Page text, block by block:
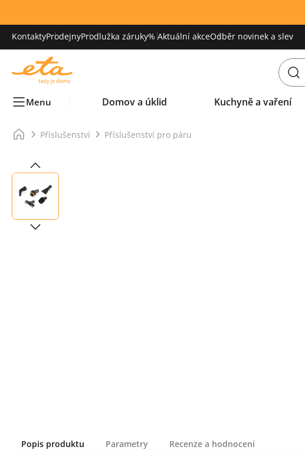
KontaktyProdejnyProdlužka záruky% Aktuální akceOdběr novinek a slev
Menu Domov a úklid Kuchyně a vaření
Příslušenství Příslušenství pro páru
Popis produktu
Parametry Recenze a hodnocení